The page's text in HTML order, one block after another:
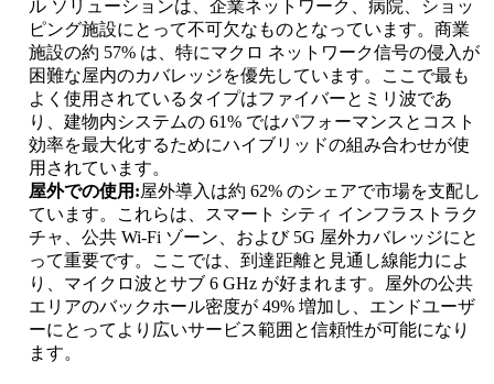
ル ソリューションは、企業ネットワーク、病院、ショッ
ピング施設にとって不可欠なものとなっています。商業
施設の約 57% は、特にマクロ ネットワーク信号の侵入が
困難な屋内のカバレッジを優先しています。ここで最も
よく使用されているタイプはファイバーとミリ波であ
り、建物内システムの 61% ではパフォーマンスとコスト
効率を最大化するためにハイブリッドの組み合わせが使
用されています。
屋外での使用:屋外導入は約 62% のシェアで市場を支配し
ています。これらは、スマート シティ インフラストラク
チャ、公共 Wi-Fi ゾーン、および 5G 屋外カバレッジにと
って重要です。ここでは、到達距離と見通し線能力によ
り、マイクロ波とサブ 6 GHz が好まれます。屋外の公共
エリアのバックホール密度が 49% 増加し、エンドユーザ
ーにとってより広いサービス範囲と信頼性が可能になり
ます。